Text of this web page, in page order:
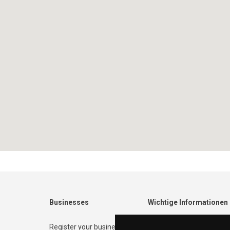
Businesses
Register your business
Wichtige Informationen